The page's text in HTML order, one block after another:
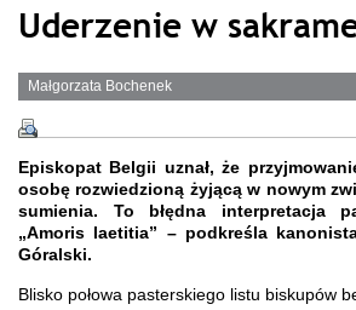
Uderzenie w
Małgorzata Bochenek
Episkopat Belgii uznał, że
osobę rozwiedzioną żyjącą w nowym
sumienia. To błędna interpretacja
„Amoris laetitia” – podkreśla
Góralski.
Blisko połowa pasterskiego listu biskupów